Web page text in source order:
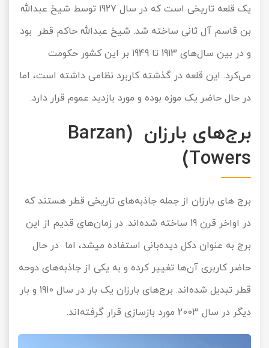
یک قلعه تاریخی است که در سال 1927 توسط شیخ عبدالله
بن قاسم آل ثانی ساخته شد. شیخ عبدالله حاکم قطر بود
و در بین سال‌های 1913 تا 1949 بر این کشور حکومت
می‌کرد. این قلعه در گذشته کاربرد نظامی داشته است، اما
در حال حاضر یک موزه بوده و مورد بازدید عموم قرار دارد.
برج‌های بارزان (Barzan
Towers)
برج های بارزان از جمله جاذبه‌های تاریخی قطر هستند که
در اواخر قرن 19 ساخته شده‌اند. در زمان‌های قدیم از این
برج به عنوان دکل دیده‌بانی استفاده میشد، اما در حال
حاضر کاربری آن‌ها تغییر کرده و به یکی از جاذبه‌های دوحه
قطر تبدیل شده‌اند. برج‌های بارزان یک بار در سال 1910 و بار
دیگر در سال 2003 مورد بازسازی قرار گرفته‌اند.